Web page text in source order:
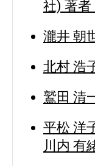
社) 著者
瀧井 朝
北村 浩
鷲田 清
平松 洋
川内 有